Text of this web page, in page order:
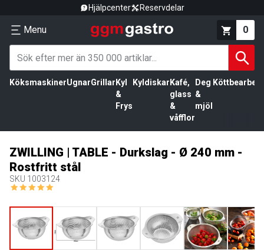
Hjälpcenter Reservdelar
Menu 0
KöksmaskinerUgnarGrillar Kyl
&
Frys
Kyldiskar Kafé,
glass
&
våfflor
Deg
&
mjöl
ZWILLING | TABLE - Durkslag - Ø 240 mm -
Rostfritt stål
SKU 1003124